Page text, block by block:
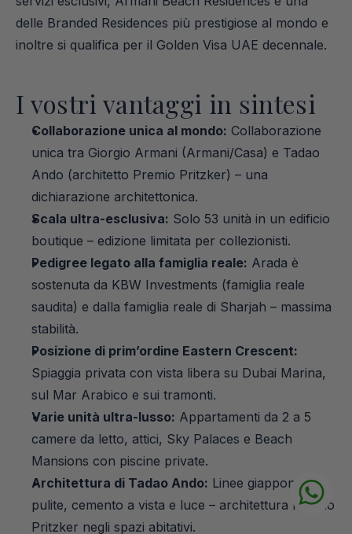
delle Branded Residences più prestigiose al mondo e
inoltre si qualifica per il Golden Visa UAE decennale.
I vostri vantaggi in sintesi
Collaborazione unica al mondo: Collaborazione
unica tra Giorgio Armani (Armani/Casa) e Tadao
Ando (architetto Premio Pritzker) – una
dichiarazione architettonica.
Scala ultra-esclusiva: Solo 53 unità in un edificio
boutique – edizione limitata per collezionisti.
Pedigree legato alla famiglia reale: Arada è
sostenuta da KBW Investments (famiglia reale
saudita) e dalla famiglia reale di Sharjah – massima
stabilità.
Posizione di prim’ordine Eastern Crescent:
Spiaggia privata con vista libera su Dubai Marina,
sul Mar Arabico e sui tramonti.
Varie unità ultra-lusso: Appartamenti da 2 a 5
camere da letto, attici, Sky Palaces e Beach
Mansions con piscine private.
Architettura di Tadao Ando: Linee giapponesi
pulite, cemento a vista e luce – architettura Premio
Pritzker negli spazi abitativi.